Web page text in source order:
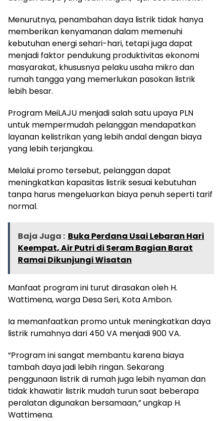
Menurutnya, penambahan daya listrik tidak hanya
memberikan kenyamanan dalam memenuhi
kebutuhan energi sehari-hari, tetapi juga dapat
menjadi faktor pendukung produktivitas ekonomi
masyarakat, khususnya pelaku usaha mikro dan
rumah tangga yang memerlukan pasokan listrik
lebih besar.
Program MeiLAJU menjadi salah satu upaya PLN
untuk mempermudah pelanggan mendapatkan
layanan kelistrikan yang lebih andal dengan biaya
yang lebih terjangkau.
Melalui promo tersebut, pelanggan dapat
meningkatkan kapasitas listrik sesuai kebutuhan
tanpa harus mengeluarkan biaya penuh seperti tarif
normal.
Baja Juga : Buka Perdana Usai Lebaran Hari
Keempat, Air Putri di Seram Bagian Barat
Ramai Dikunjungi Wisatan
Manfaat program ini turut dirasakan oleh H.
Wattimena, warga Desa Seri, Kota Ambon.
Ia memanfaatkan promo untuk meningkatkan daya
listrik rumahnya dari 450 VA menjadi 900 VA.
“Program ini sangat membantu karena biaya
tambah daya jadi lebih ringan. Sekarang
penggunaan listrik di rumah juga lebih nyaman dan
tidak khawatir listrik mudah turun saat beberapa
peralatan digunakan bersamaan,” ungkap H.
Wattimena.